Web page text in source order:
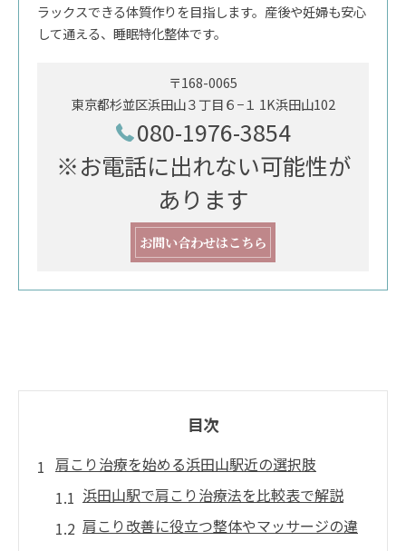
ラックスできる体質作りを目指します。産後や妊婦も安心
して通える、睡眠特化整体です。
〒168-0065
東京都杉並区浜田山３丁目６−１ 1K浜田山102
080-1976-3854
※お電話に出れない可能性が
あります
お問い合わせはこちら
目次
肩こり治療を始める浜田山駅近の選択肢
浜田山駅で肩こり治療法を比較表で解説
肩こり改善に役立つ整体やマッサージの違